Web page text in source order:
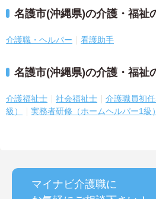
名護市(沖縄県)の介護・福祉
介護職・ヘルパー 看護助手
名護市(沖縄県)の介護・福祉
介護福祉士 社会福祉士
介護職員初
級）
実務者研修（ホームヘルパー1級）
マイナビ介護職に